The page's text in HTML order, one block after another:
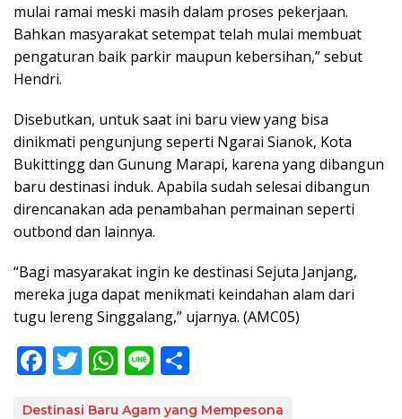
mulai ramai meski masih dalam proses pekerjaan.
Bahkan masyarakat setempat telah mulai membuat
pengaturan baik parkir maupun kebersihan,” sebut
Hendri.
Disebutkan, untuk saat ini baru view yang bisa
dinikmati pengunjung seperti Ngarai Sianok, Kota
Bukittingg dan Gunung Marapi, karena yang dibangun
baru destinasi induk. Apabila sudah selesai dibangun
direncanakan ada penambahan permainan seperti
outbond dan lainnya.
“Bagi masyarakat ingin ke destinasi Sejuta Janjang,
mereka juga dapat menikmati keindahan alam dari
tugu lereng Singgalang,” ujarnya. (AMC05)
F
ac
T
w
W
h
Li
n
Destinasi Baru Agam yang Mempesona